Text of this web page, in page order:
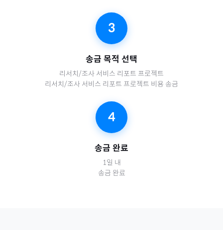
3
송금 목적 선택
리서치/조사 서비스 리포트 프로젝트
리서치/조사 서비스 리포트 프로젝트 비용 송금
4
송금 완료
1일 내
송금 완료